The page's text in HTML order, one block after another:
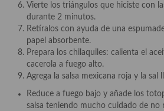
Cocina colombiana
Cocina Cajún y Creole
Cocina Venezolana
Cocina Cubana
Cocina de Estados Unidos
Vierte los triángulos que hiciste con
durante 2 minutos.
Retíralos con ayuda de una
papel absorbente.
Prepara los chilaquiles: calienta el
cacerola a fuego alto.
Agrega la salsa mexicana roja y la sal
Reduce a fuego bajo y añade los
salsa teniendo mucho cuidado de no